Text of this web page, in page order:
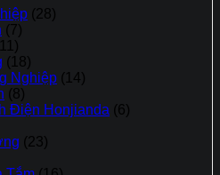
(28)
(7)
(18)
Nghiệp (14)
(8)
Điện Honjianda (6)
(23)